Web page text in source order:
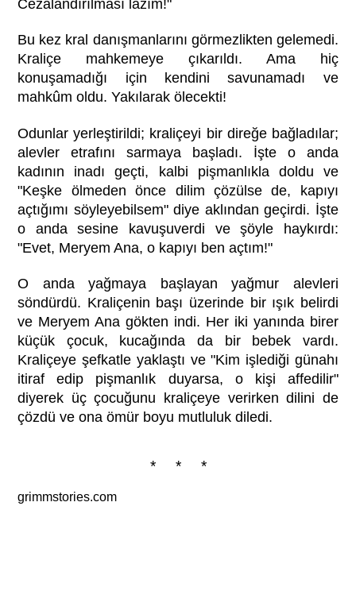
Cezalandırılması lazım!"
Bu kez kral danışmanlarını görmezlikten gelemedi.
Kraliçe mahkemeye çıkarıldı. Ama hiç
konuşamadığı için kendini savunamadı ve
mahkûm oldu. Yakılarak ölecekti!
Odunlar yerleştirildi; kraliçeyi bir direğe bağladılar;
alevler etrafını sarmaya başladı. İşte o anda
kadının inadı geçti, kalbi pişmanlıkla doldu ve
"Keşke ölmeden önce dilim çözülse de, kapıyı
açtığımı söyleyebilsem" diye aklından geçirdi. İşte
o anda sesine kavuşuverdi ve şöyle haykırdı:
"Evet, Meryem Ana, o kapıyı ben açtım!"
O anda yağmaya başlayan yağmur alevleri
söndürdü. Kraliçenin başı üzerinde bir ışık belirdi
ve Meryem Ana gökten indi. Her iki yanında birer
küçük çocuk, kucağında da bir bebek vardı.
Kraliçeye şefkatle yaklaştı ve "Kim işlediği günahı
itiraf edip pişmanlık duyarsa, o kişi affedilir"
diyerek üç çocuğunu kraliçeye verirken dilini de
çözdü ve ona ömür boyu mutluluk diledi.
* * *
grimmstories.com